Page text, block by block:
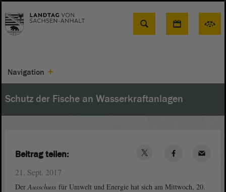
Suche
Navigation
Schutz der Fische an Wasserkraftanlagen
21. Sept. 2017
DerAusschuss für Umwelt und Energie hat sich am Mittwoch, 20.
Beitrag teilen: